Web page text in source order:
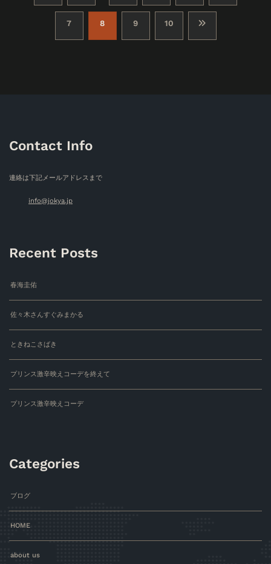
稿
り
7 8 9 10
Contact Info
連絡は下記メールアドレスまで
info@jokya.jp
Recent Posts
春海圭佑
佐々木さんすぐみまかる
ときねこさばき
プリンス激辛映えコーデを終えて
プリンス激辛映えコーデ
Categories
ブログ
HOME
about us